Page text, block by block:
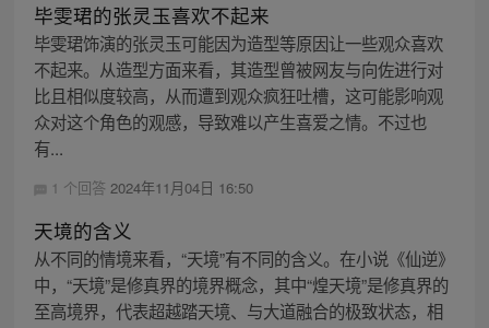
毕雯珺的张灵玉喜欢不起来
毕雯珺饰演的张灵玉可能因为造型等原因让一些观众喜欢
不起来。从造型方面来看，其造型曾被网友与向佐进行对
比且相似度较高，从而遭到观众疯狂吐槽，这可能影响观
众对这个角色的观感，导致难以产生喜爱之情。不过也
有...
1 个回答 2024年11月04日 16:50
天境的含义
从不同的情境来看，“天境”有不同的含义。在小说《仙逆》
中，“天境”是修真界的境界概念，其中“煌天境”是修真界的
至高境界，代表超越踏天境、与大道融合的极致状态，相